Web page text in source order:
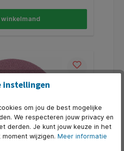
winkelmand
instellingen
om jou de best mogelijke
We respecteren jouw privacy en
derden. Je kunt jouw keuze in het
wijzigen. Meer informatie